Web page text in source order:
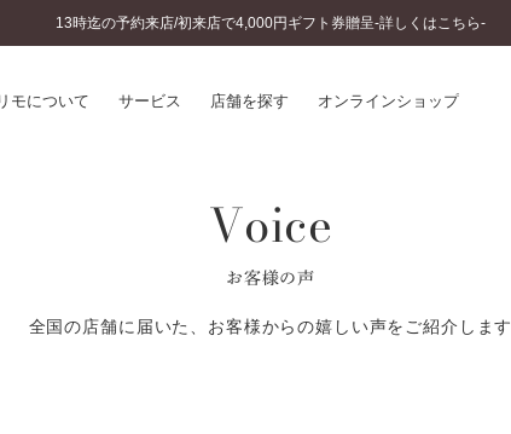
13時迄の予約来店/初来店で4,000円ギフト券贈呈-詳しくはこちら-
モについて サービス 店舗を探す オンラインショップ
のこだわり
婚約指輪とは
結婚指輪とは
セットリングとは
Voice
お客様の声
全国の店舗に届いた、お客様からの嬉しい声をご紹介します